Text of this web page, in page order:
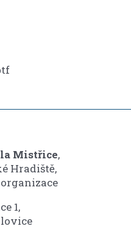
Mistřice,
Hradiště,
1,